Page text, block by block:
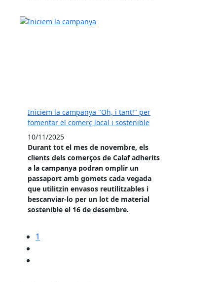
Iniciem la campanya "Oh, i tant!" per
fomentar el comerç local i sostenible
10/11/2025
Durant tot el mes de novembre, els
clients dels comerços de Calaf adherits
a la campanya podran omplir un
passaport amb gomets cada vegada
que utilitzin envasos reutilitzables i
bescanviar-lo per un lot de material
sostenible el 16 de desembre.
1